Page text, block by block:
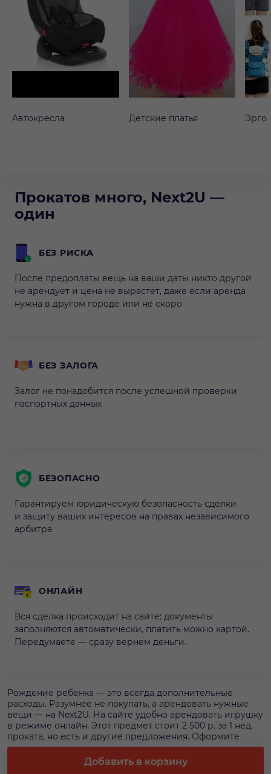
Добавить в корзину
Автокресла Детские платья Эрго
Прокатов много, Next2U —
один
БЕЗ РИСКА
После предоплаты вещь на ваши даты никто другой
не арендует и цена не вырастет, даже если аренда
нужна в другом городе или не скоро
БЕЗ ЗАЛОГА
Залог не понадобится после успешной проверки
паспортных данных
БЕЗОПАСНО
Гарантируем юридическую безопасность сделки
и защиту ваших интересов на правах независимого
арбитра
ОНЛАЙН
Вся сделка происходит на сайте: документы
заполняются автоматически, платить можно картой.
Передумаете — сразу вернем деньги.
Рождение ребенка — это всегда дополнительные
расходы. Разумнее не покупать, а арендовать нужные
вещи — на Next2U. На сайте удобно арендовать игрушку
в режиме онлайн. Этот предмет стоит 2 500 р. за 1 нед.
проката, но есть и другие предложения. Оформите
аренду игрушки с помощью нашего сервиса: будет
действовать гарантия наличия, стоимость не